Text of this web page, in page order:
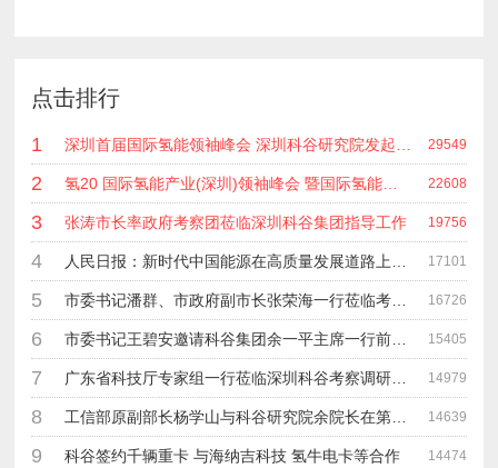
点击排行
1 29549
2 氢20 国际氢能产业(深圳)领袖峰会 暨国际氢能产业链展览会 22608
3 张涛市长率政府考察团莅临深圳科谷集团指导工作 19756
4 17101
5 市委书记潘群、市政府副市长张荣海一行莅临考察指导工作 16726
6 市委书记王碧安邀请科谷集团余一平主席一行前往工业转移园考察合作 15405
7 广东省科技厅专家组一行莅临深圳科谷考察调研“未来能源中心”项目 14979
8 工信部原副部长杨学山与科谷研究院余院长在第九届中电博览会交流 14639
9 科谷签约千辆重卡 与海纳吉科技 氢牛电卡等合作 14474